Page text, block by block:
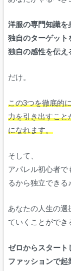
洋服の専門知識を
独自のターゲット
独自の感性を伝え
だけ。
この3つを徹底的
力を引き出すこと
になれます。
そして、
アパレル初心者で
るから独立できる♪
あなたの人生の選
ていくことができ
ゼロからスタート
ファッションで起